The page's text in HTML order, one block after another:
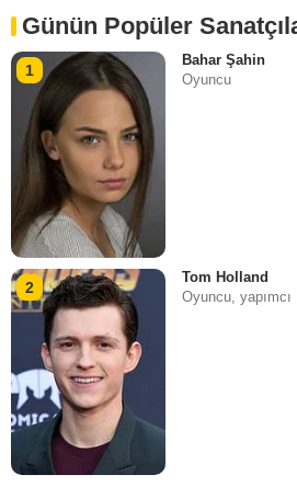
Günün Popüler
1
Bahar Şahin
Oyuncu
2
Tom Holland
Oyuncu, yapımcı